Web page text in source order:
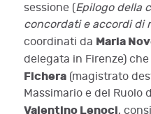
sessione (Epilogo della
concordati e accordi di
coordinati da Maria
delegata in Firenze)
Fichera (magistrato
Massimario e del Ruolo
Valentino Lenoci,